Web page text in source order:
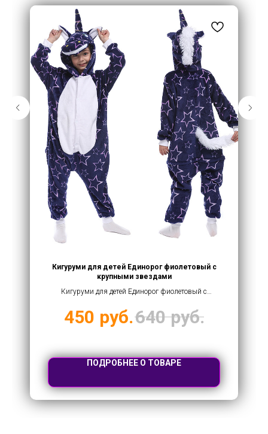
Кигуруми для детей Единорог фиолетовый с
крупными звездами
Кигуруми для детей Единорог фиолетовый с
450 руб.640 руб.
ПОДРОБНЕЕ О ТОВАРЕ